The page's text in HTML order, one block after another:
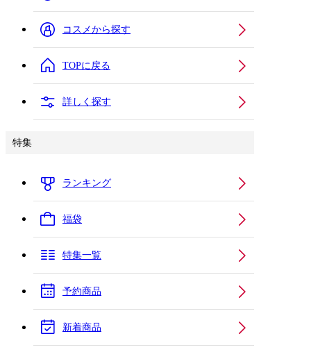
コスメから探す
TOPに戻る
詳しく探す
特集
ランキング
福袋
特集一覧
予約商品
新着商品